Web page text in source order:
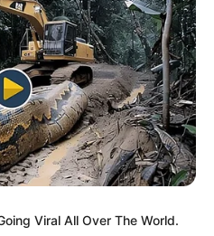
την
δυνάμεων.
ηλίου κατάφεραν να
Δείτε το βίντεο:
Viral All Over The World.